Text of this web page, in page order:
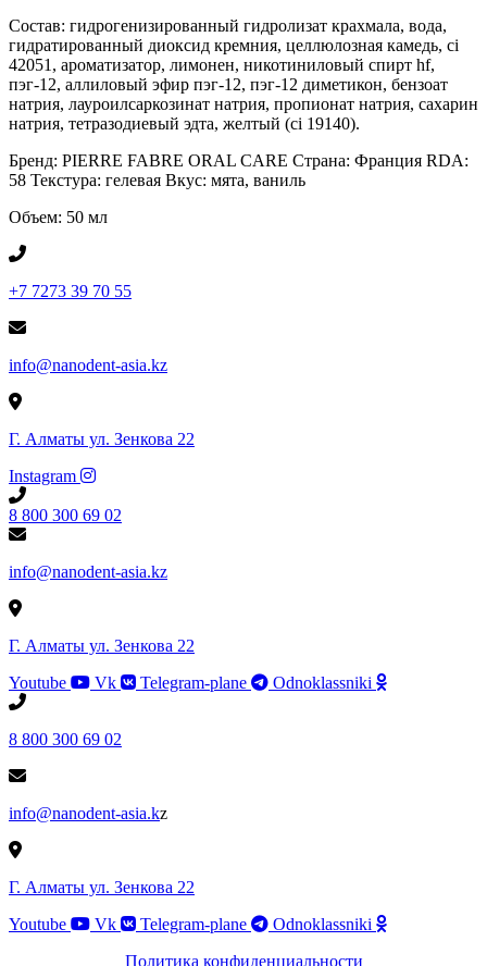
Состав: гидрогенизированный гидролизат крахмала, вода,
гидратированный диоксид кремния, целлюлозная камедь, ci
42051, ароматизатор, лимонен, никотиниловый спирт hf,
пэг-12, аллиловый эфир пэг-12, пэг-12 диметикон, бензоат
натрия, лауроилсаркозинат натрия, пропионат натрия, сахарин
натрия, тетразодиевый эдта, желтый (ci 19140).
Бренд: PIERRE FABRE ORAL CARE Страна: Франция RDA:
58 Текстура: гелевая Вкус: мята, ваниль
Объем: 50 мл
+7 7273 39 70 55
info@nanodent-asia.kz
Г. Алматы ул. Зенкова 22
Instagram
8 800 300 69 02
info@nanodent-asia.kz
Г. Алматы ул. Зенкова 22
Youtube
Vk Telegram-plane Odnoklassniki
8 800 300 69 02
info@nanodent-asia.kz
Г. Алматы ул. Зенкова 22
Youtube
Vk Telegram-plane
Odnoklassniki
Политика конфиденциальности